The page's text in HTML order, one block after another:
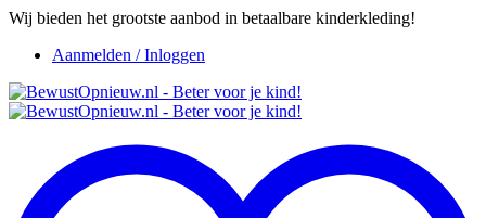
Wij bieden het grootste aanbod in betaalbare kinderkleding!
Aanmelden / Inloggen